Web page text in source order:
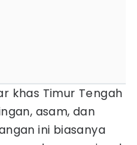
khas Timur Tengah
asam, dan
ini biasanya